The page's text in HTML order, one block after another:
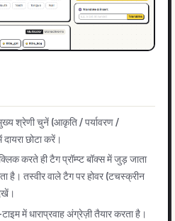
श्रेणी चुनें (आकृति / पर्यावरण /
छोटा करें।
करते ही टैग प्रॉम्प्ट बॉक्स में जुड़ जाता
है। तस्वीर वाले टैग पर होवर (टचस्क्रीन
में धाराप्रवाह अंग्रेज़ी तैयार करता है।